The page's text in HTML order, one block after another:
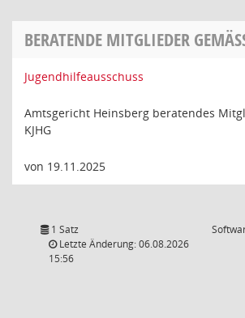
BERATENDE MITGLIEDER
Jugendhilfeausschuss
Amtsgericht Heinsberg beratendes
KJHG
von 19.11.2025
1 Satz
Letzte Änderung: 06.08.2026
15:56